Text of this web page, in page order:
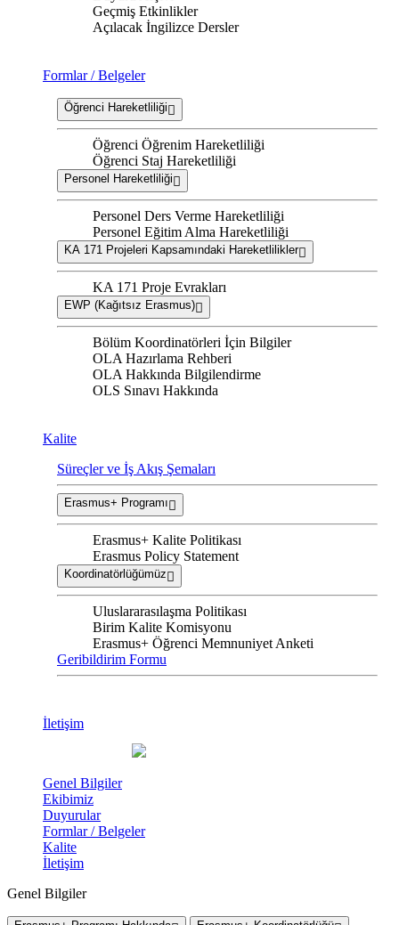
Geçmiş Etkinlikler
Açılacak İngilizce Dersler
Formlar / Belgeler
Öğrenci Hareketliliği
Öğrenci Öğrenim Hareketliliği
Öğrenci Staj Hareketliliği
Personel Hareketliliği
Personel Ders Verme Hareketliliği
Personel Eğitim Alma Hareketliliği
KA 171 Projeleri Kapsamındaki Hareketlilikler
KA 171 Proje Evrakları
EWP (Kağıtsız Erasmus)
Bölüm Koordinatörleri İçin Bilgiler
OLA Hazırlama Rehberi
OLA Hakkında Bilgilendirme
OLS Sınavı Hakkında
Kalite
Süreçler ve İş Akış Şemaları
Erasmus+ Programı
Erasmus+ Kalite Politikası
Erasmus Policy Statement
Koordinatörlüğümüz
Uluslararasılaşma Politikası
Birim Kalite Komisyonu
Erasmus+ Öğrenci Memnuniyet Anketi
Geribildirim Formu
İletişim
Genel Bilgiler
Ekibimiz
Duyurular
Formlar / Belgeler
Kalite
İletişim
Genel Bilgiler